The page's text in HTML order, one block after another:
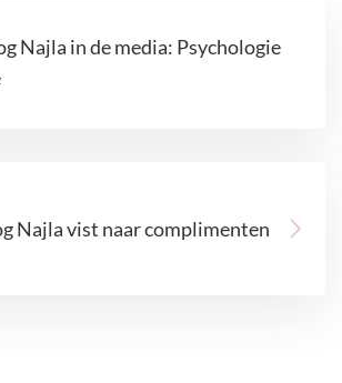
Najla in de media: Psychologie
Najla vist naar complimenten